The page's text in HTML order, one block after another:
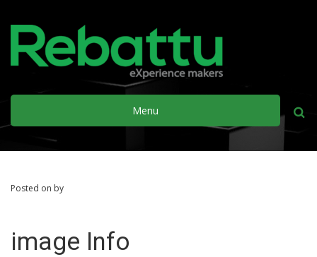
Menu
Posted on by
image Info